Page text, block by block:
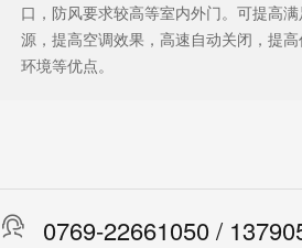
口，防风要求较高等室内外门。可提高
源，提高空调效果，高速自动关闭，提
环境等优点。
 0769-22661050 /